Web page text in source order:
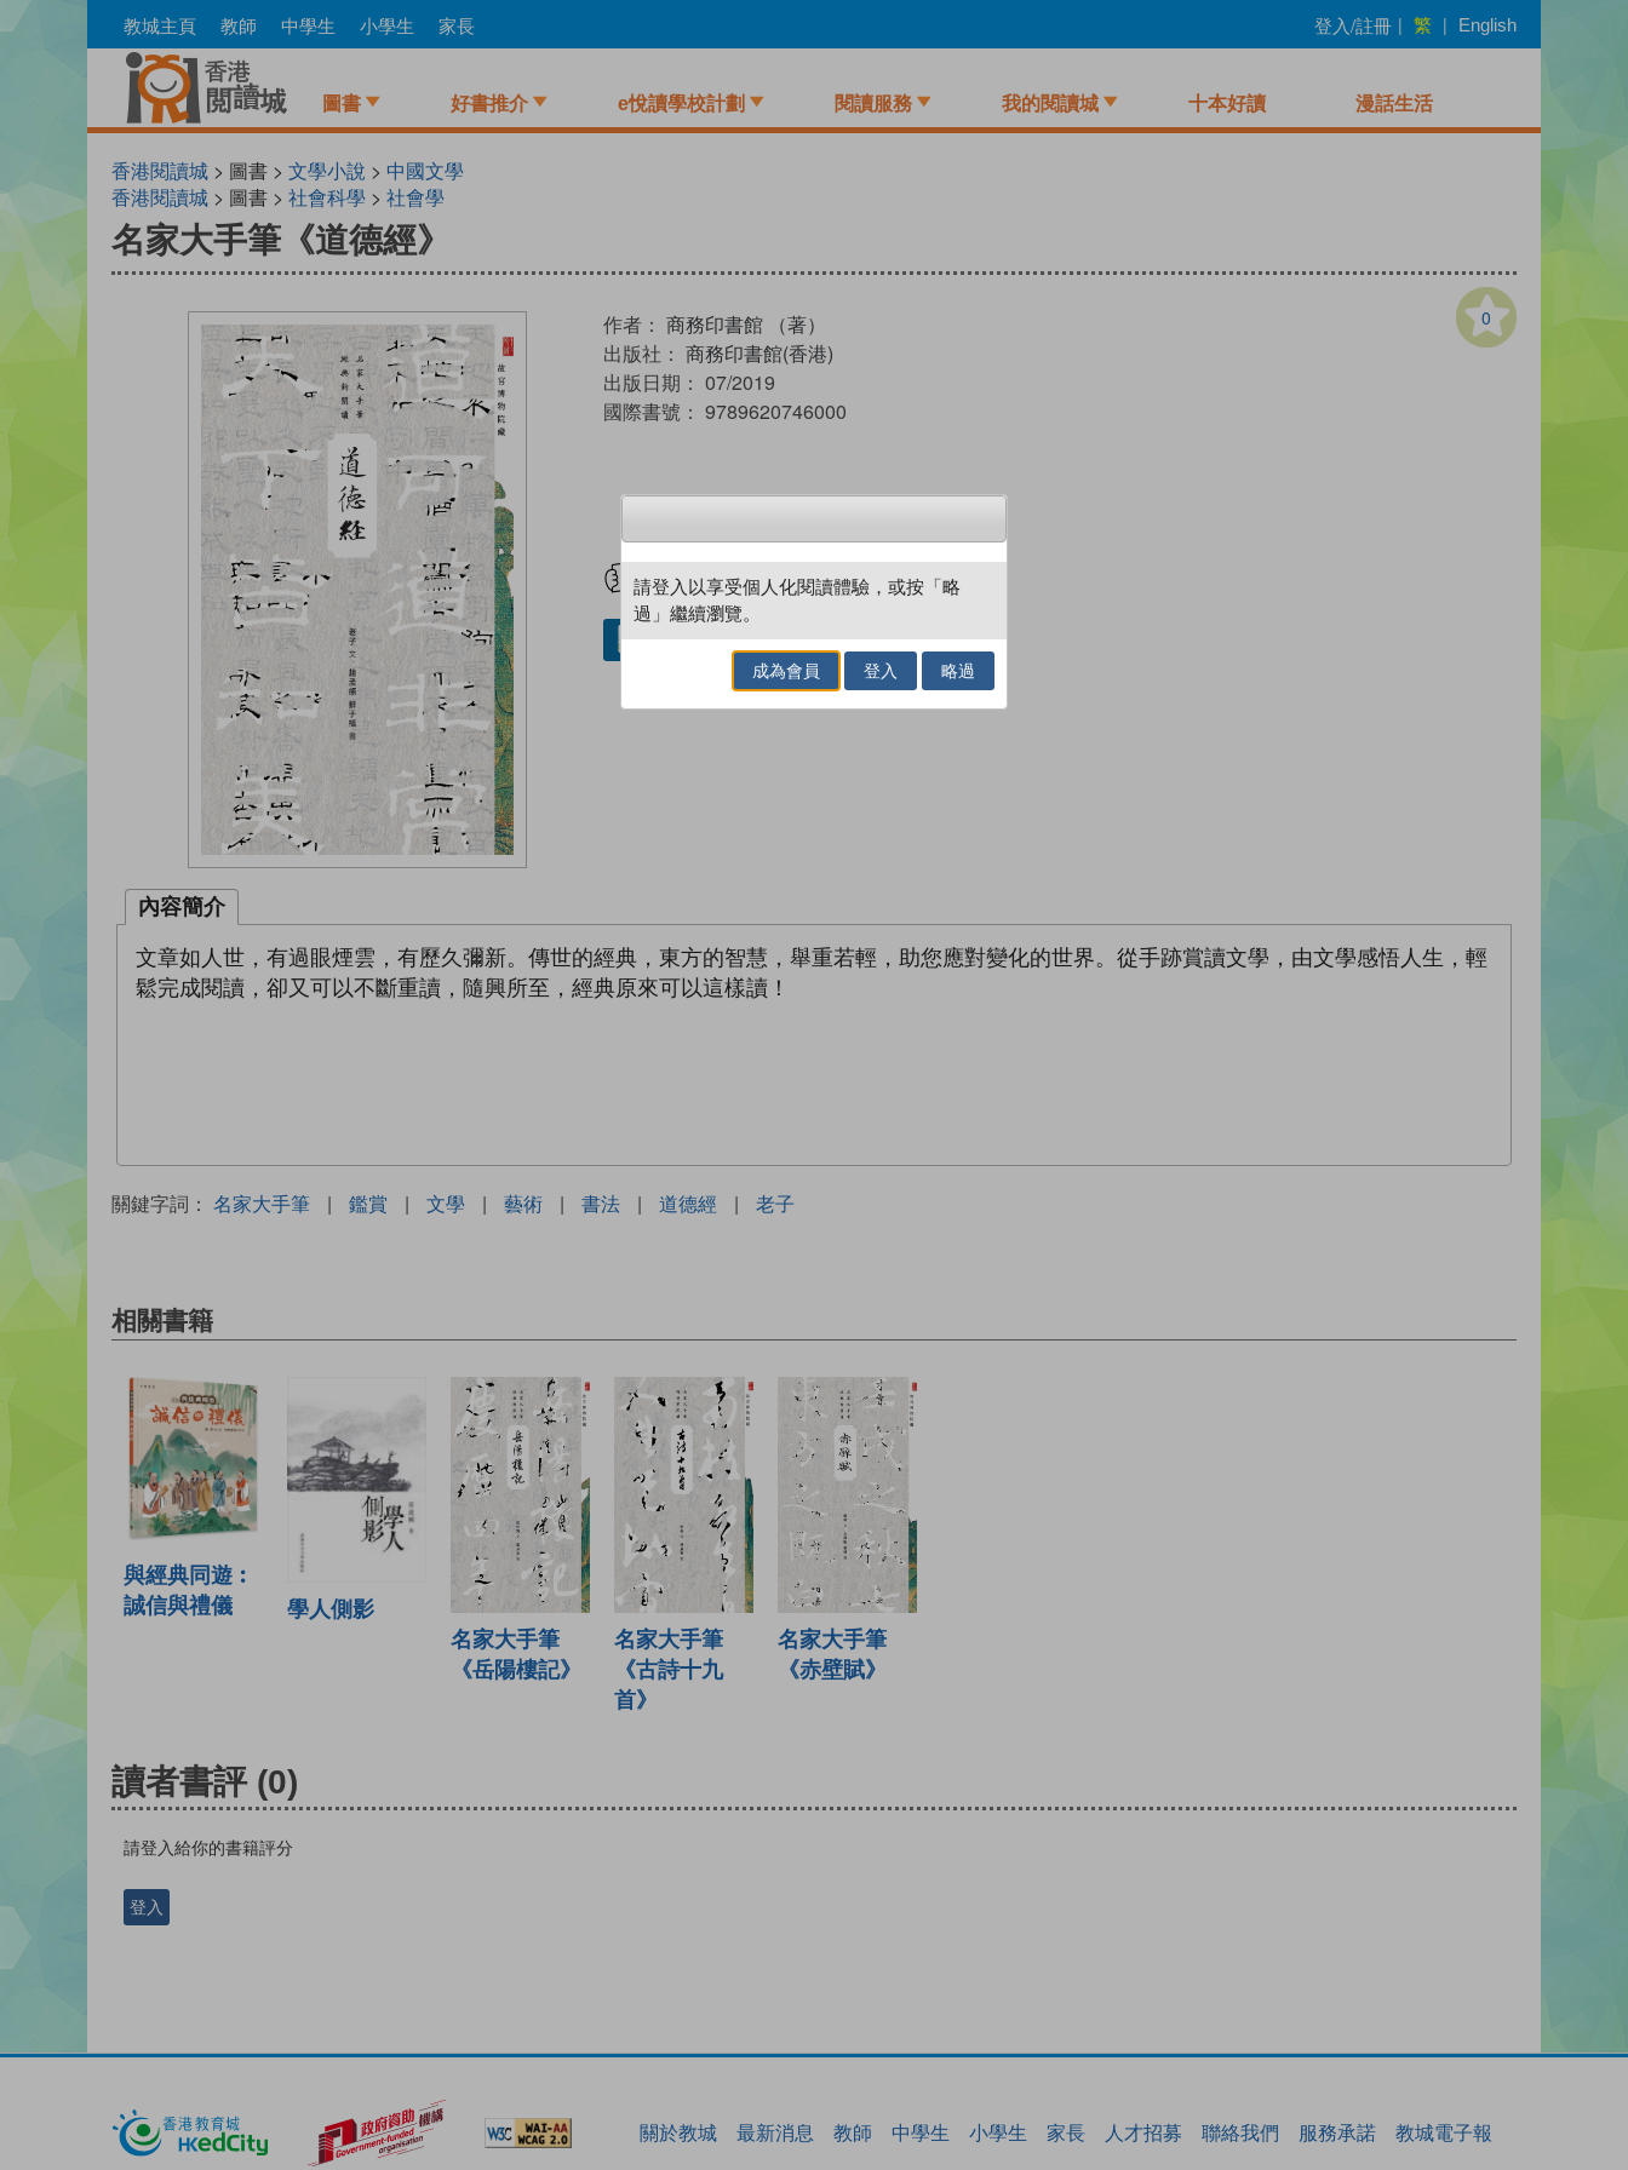
to
教城主頁 教師 中學生 小學生 家長 登入/註冊 | 繁 | English
圖書 好書推介 e悅讀學校計劃 閱讀服務 我的閱讀城 十本好讀 漫話生活
香港閱讀城 > 圖書 > 文學小說 > 中國文學
香港閱讀城 > 圖書 > 社會科學 > 社會學
名家大手筆《道德經》
0
作者： 商務印書館 （著）
出版社： 商務印書館(香港)
出版日期： 07/2019
國際書號： 9789620746000
試閲 加入閱讀紀錄
借閱實體書
內容簡介
文章如人世，有過眼煙雲，有歷久彌新。傳世的經典，東方的智慧，舉重若輕，助您應對變化的世界。從手跡賞讀文學，由文學感悟人生，輕
鬆完成閱讀，卻又可以不斷重讀，隨興所至，經典原來可以這樣讀！
關鍵字詞： 名家大手筆 | 鑑賞 | 文學 | 藝術 | 書法 | 道德經 | 老子
相關書籍
與經典同遊︰
誠信與禮儀
學人側影
名家大手筆
《岳陽樓記》
名家大手筆
《古詩十九
首》
名家大手筆
《赤壁賦》
讀者書評 (0)
請登入給你的書籍評分
登入
關於教城 最新消息 教師 中學生 小學生 家長 人才招募 聯絡我們 服務承諾 教城電子報
請登入以享受個人化閱讀體驗，或按「略
過」繼續瀏覽。
成為會員 登入 略過